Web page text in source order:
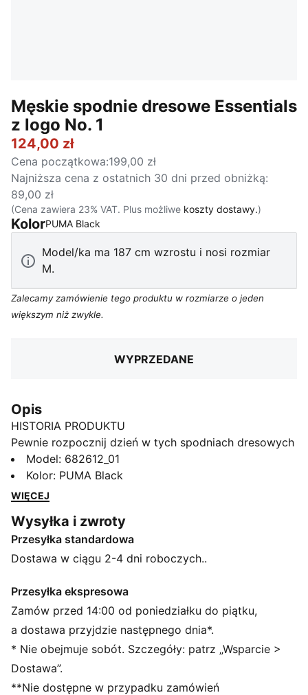
Męskie spodnie dresowe Essentials
z logo No. 1
124,00 zł
Cena początkowa:199,00 zł
Najniższa cena z ostatnich 30 dni przed obniżką:
89,00 zł
(Cena zawiera 23% VAT. Plus możliwe koszty dostawy.)
KolorPUMA Black
Model/ka ma 187 cm wzrostu i nosi rozmiar
M.
Zalecamy zamówienie tego produktu w rozmiarze o jeden
większym niż zwykle.
WYPRZEDANE
Opis
HISTORIA PRODUKTU
Pewnie rozpocznij dzień w tych spodniach dresowych
PUMA. Mają elegancki elastyczny pas z wewnętrznymi
sznurkami zapewniający idealne dopasowanie i
kultowe haftowane logo No. 1 oraz łączą wygodę i
CECHY + KORZYŚCI
Wykonane w co najmniej 50% z materiałów
pochodzących z recyklingu.
Standardowy krój
dzianina pętelkowa
Standardowa długość
Boczna kieszeń
Charakterystyczne detale marki PUMA
Model: 682612_01
Kolor: PUMA Black
WIĘCEJ
Wysyłka i zwroty
Przesyłka standardowa
Dostawa w ciągu 2-4 dni roboczych..
Przesyłka ekspresowa
Zamów przed 14:00 od poniedziałku do piątku,
a dostawa przyjdzie następnego dnia*.
* Nie obejmuje sobót. Szczegóły: patrz „Wsparcie >
Dostawa”.
**Nie dostępne w przypadku zamówień